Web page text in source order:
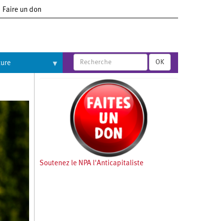
Faire un don
OK
Soutenez le NPA l'Anticapitaliste